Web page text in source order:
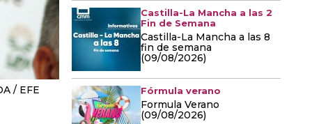
/ EFE
Castilla-La Mancha a las 2
Fin de Semana
Castilla-La Mancha a las 8
fin de semana
(09/08/2026)
Fórmula verano
Formula Verano
(09/08/2026)